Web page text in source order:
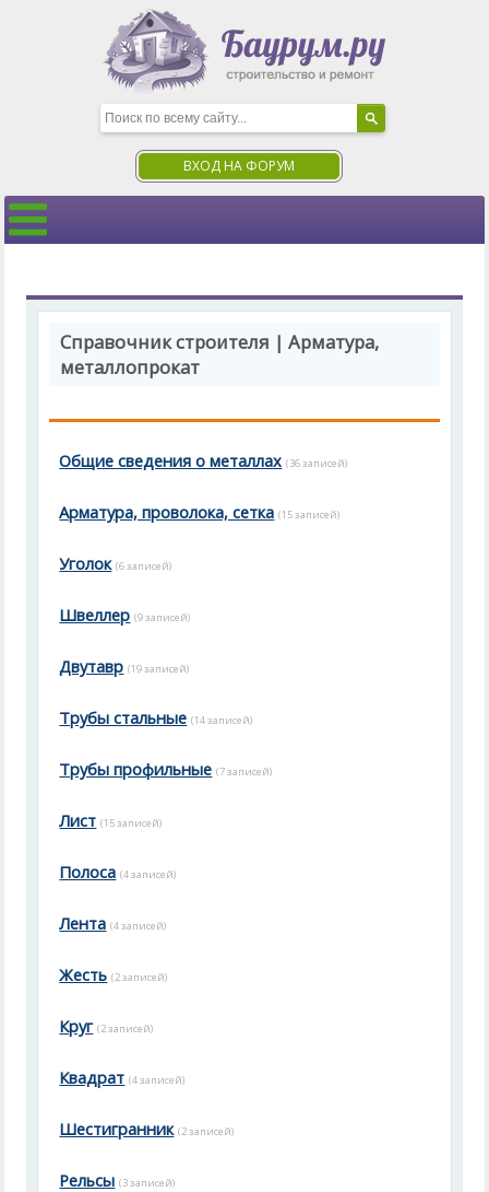
ВХОД НА ФОРУМ
Справочник строителя | Арматура,
металлопрокат
Общие сведения о металлах (36 записей)
Арматура, проволока, сетка (15 записей)
Уголок (6 записей)
Швеллер (9 записей)
Двутавр (19 записей)
Трубы стальные (14 записей)
Трубы профильные (7 записей)
Лист (15 записей)
Полоса (4 записей)
Лента (4 записей)
Жесть (2 записей)
Круг (2 записей)
Квадрат (4 записей)
Шестигранник (2 записей)
Рельсы (3 записей)